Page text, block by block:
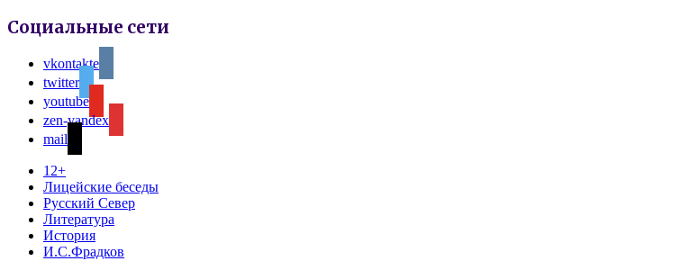
Социальные сети
vkontakte
twitter
youtube
zen-yandex
mail
12+
Лицейские беседы
Русский Север
Литература
История
И.С.Фрадков